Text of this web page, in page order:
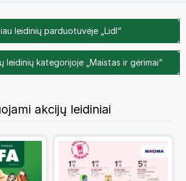
leidinių parduotuvėje „Lidl“
leidinių kategorijoje „Maistas ir gėrimai“
akcijų leidiniai